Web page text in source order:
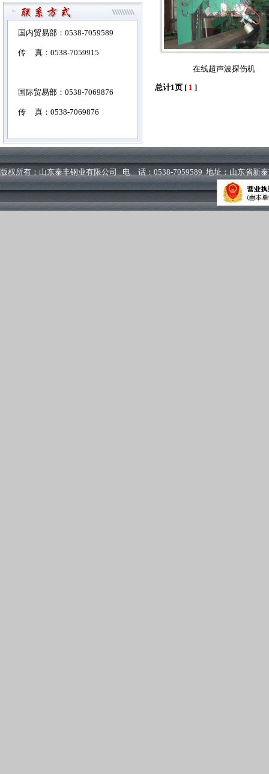
2010年5月28日，中国钢协冷弯型
钢协会理事长、国际管材协会
生及协会秘书长张瑞林女士来我公
司调研。丁国良先生和张瑞林女士
HFW426生产线，对我公司的装备
水平、产品质量、现场管理给予高
度评价，并表示将进一步发挥协会
优势，在市场开拓方面给予更多的
国内贸易部：0538-7059589
传 真：0538-7059915
国际贸易部：0538-7069876
传 真：0538-7069876
在线超声波探伤机
总计1页 [ 1 ]
版权所有：山东泰丰钢业有限公司 电 话：0538-7059589 地址：山东省新